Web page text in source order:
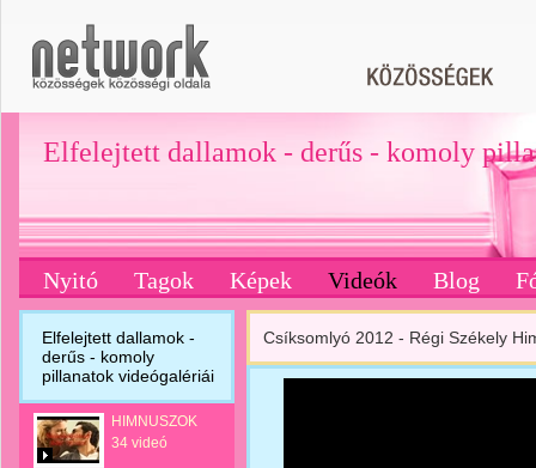
Elfelejtett dallamok - derűs - komoly
Nyitó Tagok Képek Videók Blog
Elfelejtett dallamok -
derűs - komoly
pillanatok videógalériái
HIMNUSZOK
34 videó
Csíksomlyó 2012 - Régi Székely